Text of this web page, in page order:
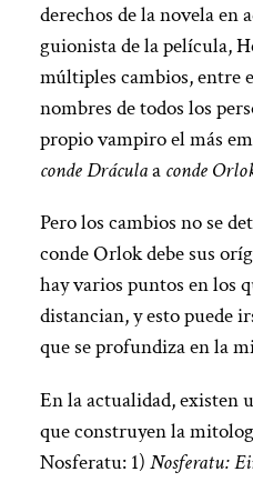
derechos de la novela en
guionista de la película,
múltiples cambios, entre
nombres de todos los
propio vampiro el más
conde Dráculaa conde
Pero los cambios no se
conde Orlok debe sus
hay varios puntos en los
distancian, y esto puede
que se profundiza en la
En la actualidad, existen
que construyen la
Nosferatu: 1) Nosferatu: